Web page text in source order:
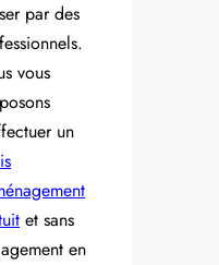
par des
vous
un
et sans
en